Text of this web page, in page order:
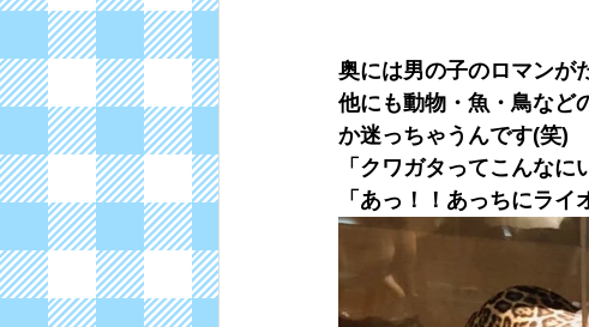
奥には男の子のロマンが
他にも動物・魚・鳥など
か迷っちゃうんです(笑)
「クワガタってこんなに
「あっ！！あっちにライ